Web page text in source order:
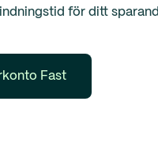
för ditt
Fast